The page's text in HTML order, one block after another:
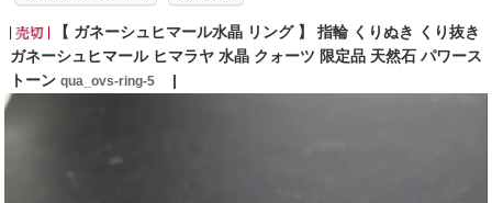
【 ガネーシュヒマール水晶 リング 】 指輪 くりぬき くり抜き
ガネーシュヒマール ヒマラヤ 水晶 クォーツ 限定品 天然石 パワース
トーン qua_ovs-ring-5